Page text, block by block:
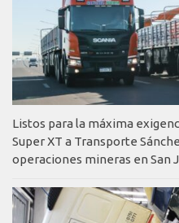
Listos para la máxima
Super XT a Transporte
operaciones mineras en San